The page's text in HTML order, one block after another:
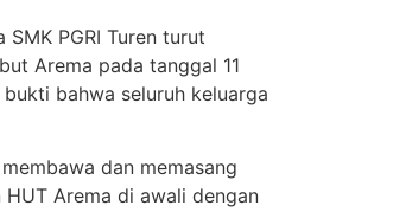
PGRI Turen turut
Arema pada tanggal 11
bahwa seluruh keluarga
dan memasang
Arema di awali dengan